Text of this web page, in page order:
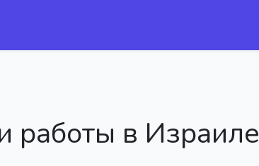
работы в Израиле